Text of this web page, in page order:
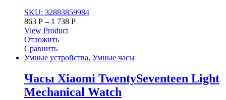
SKU: 32883859984
863 Р – 1 738 Р
View Product
Отложить
Сравнить
Умные устройства, Умные часы
Часы Xiaomi TwentySeventeen Light
Mechanical Watch